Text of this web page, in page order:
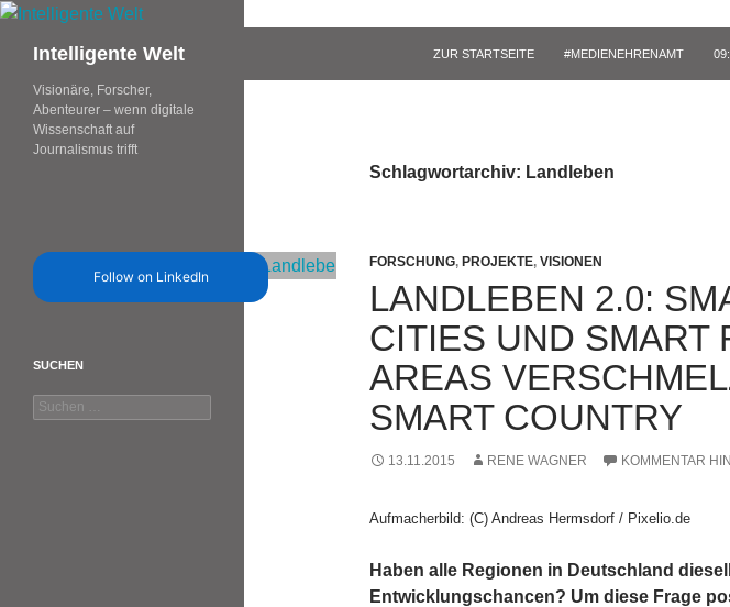
Zum
springenIntelligente Welt ZUR STARTSEITE #MEDIENEHRENAMT
Schlagwortarchiv: Landleben
FORSCHUNG, PROJEKTE, VISIONEN
LANDLEBEN 2.0:
CITIES UND SMART
AREAS
SMART COUNTRY
13.11.2015 RENE WAGNER KOMMENTAR
Aufmacherbild: (C) Andreas Hermsdorf / Pixelio.de
Haben alle Regionen in Deutschland
Entwicklungschancen? Um diese Frage
Visionäre, Forscher,
Abenteurer – wenn digitale
Wissenschaft auf
Journalismus trifft
Follow on LinkedIn
SUCHEN
Suchen
nach: